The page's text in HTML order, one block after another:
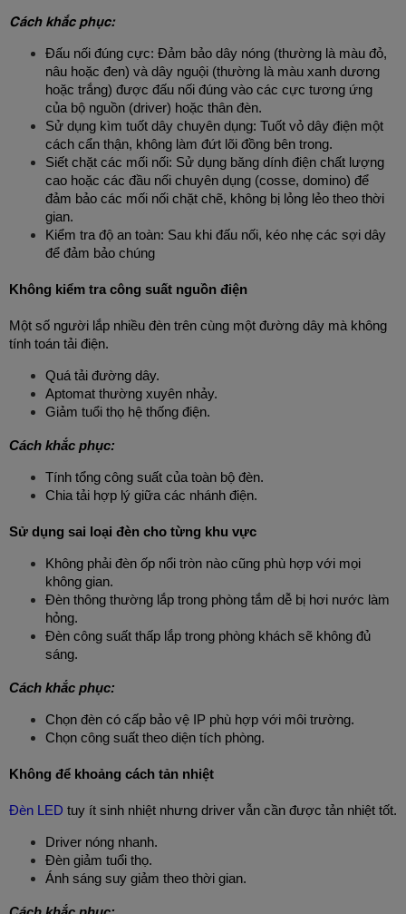
Cách khắc phục:
Đấu nối đúng cực: Đảm bảo dây nóng (thường là màu đỏ,
nâu hoặc đen) và dây nguội (thường là màu xanh dương
hoặc trắng) được đấu nối đúng vào các cực tương ứng
của bộ nguồn (driver) hoặc thân đèn.
Sử dụng kìm tuốt dây chuyên dụng: Tuốt vỏ dây điện một
cách cẩn thận, không làm đứt lõi đồng bên trong.
Siết chặt các mối nối: Sử dụng băng dính điện chất lượng
cao hoặc các đầu nối chuyên dụng (cosse, domino) để
đảm bảo các mối nối chặt chẽ, không bị lỏng lẻo theo thời
gian.
Kiểm tra độ an toàn: Sau khi đấu nối, kéo nhẹ các sợi dây
để đảm bảo chúng
Không kiểm tra công suất nguồn điện
Một số người lắp nhiều đèn trên cùng một đường dây mà không
tính toán tải điện.
Quá tải đường dây.
Aptomat thường xuyên nhảy.
Giảm tuổi thọ hệ thống điện.
Cách khắc phục:
Tính tổng công suất của toàn bộ đèn.
Chia tải hợp lý giữa các nhánh điện.
Sử dụng sai loại đèn cho từng khu vực
Không phải đèn ốp nổi tròn nào cũng phù hợp với mọi
không gian.
Đèn thông thường lắp trong phòng tắm dễ bị hơi nước làm
hỏng.
Đèn công suất thấp lắp trong phòng khách sẽ không đủ
sáng.
Cách khắc phục:
Chọn đèn có cấp bảo vệ IP phù hợp với môi trường.
Chọn công suất theo diện tích phòng.
Không để khoảng cách tản nhiệt
Đèn LED tuy ít sinh nhiệt nhưng driver vẫn cần được tản nhiệt tốt.
Driver nóng nhanh.
Đèn giảm tuổi thọ.
Ánh sáng suy giảm theo thời gian.